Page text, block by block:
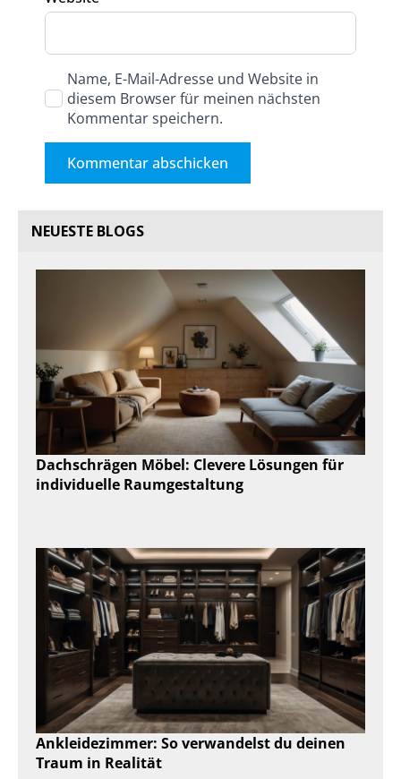
Name, E-Mail-Adresse und Website in
diesem Browser für meinen nächsten
Kommentar speichern.
NEUESTE BLOGS
Dachschrägen Möbel: Clevere Lösungen für
individuelle Raumgestaltung
Ankleidezimmer: So verwandelst du deinen
Traum in Realität